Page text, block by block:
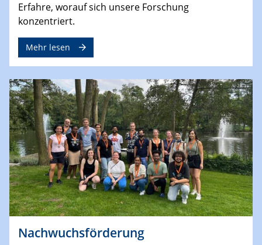
Erfahre, worauf sich unsere Forschung
konzentriert.
Mehr lesen
Nachwuchsförderung